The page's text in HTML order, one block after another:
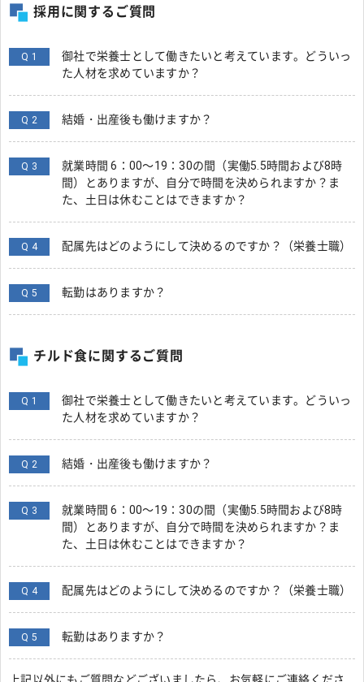
採用に関するご質問
Q 1
御社で栄養士として働きたいと考えています。どういっ
た人材を求めていますか？
Q 2 結婚・出産後も働けますか？
Q 3
就業時間 6：00～19：30の間（実働5.5時間および8時
間）とありますが、自分で時間を決められますか？ま
た、土日は休むことはできますか？
Q 4 配属先はどのようにして決めるのですか？（栄養士職）
Q 5 転勤はありますか？
チルド食に関するご質問
Q 1
御社で栄養士として働きたいと考えています。どういっ
た人材を求めていますか？
Q 2 結婚・出産後も働けますか？
Q 3
就業時間 6：00～19：30の間（実働5.5時間および8時
間）とありますが、自分で時間を決められますか？ま
た、土日は休むことはできますか？
Q 4 配属先はどのようにして決めるのですか？（栄養士職）
Q 5 転勤はありますか？